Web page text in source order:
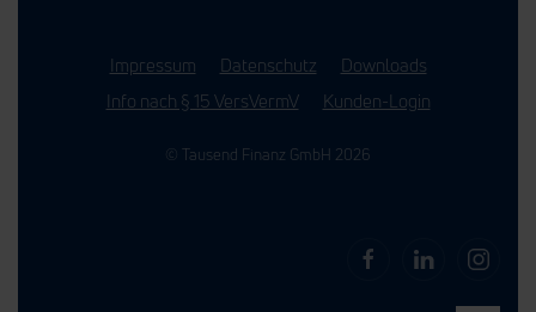
Impressum Datenschutz
Downloads
Info nach § 15 VersVermV
Kunden-Login
© Tausend Finanz GmbH 2026